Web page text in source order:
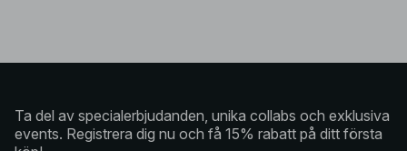
Ta del av specialerbjudanden, unika collabs och exklusiva
events. Registrera dig nu och få 15% rabatt på ditt första